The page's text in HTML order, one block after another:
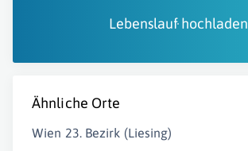
Lebenslauf hochladen
Ähnliche Orte
Wien 23. Bezirk (Liesing)